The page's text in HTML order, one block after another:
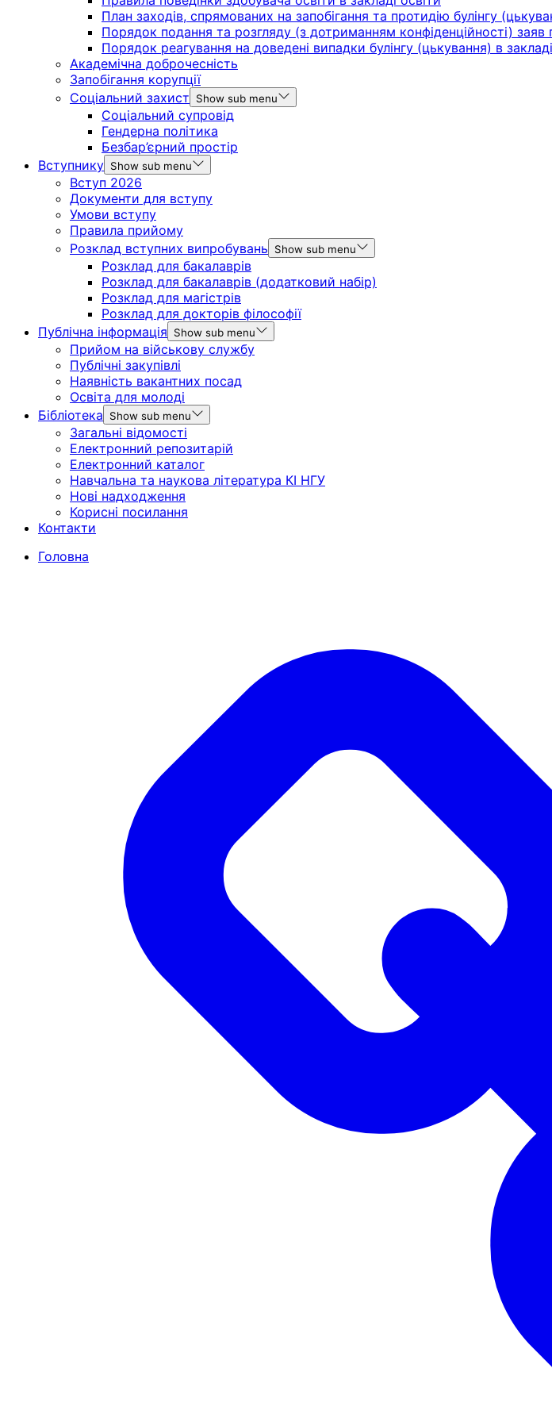
План заходів, спрямованих на запобігання та протидію булінгу
Порядок подання та розгляду (з дотриманням конфіденційності) заяв
Порядок реагування на доведені випадки булінгу (цькування) в
Академічна доброчесність
Запобігання корупції
Соціальний захист
Show sub menu
Соціальний супровід
Гендерна політика
Безбар’єрний простір
Вступнику Show sub menu
Вступ 2026
Документи для вступу
Умови вступу
Правила прийому
Розклад вступних випробувань
Show sub menu
Розклад для бакалаврів
Розклад для бакалаврів (додатковий набір)
Розклад для магістрів
Розклад для докторів філософії
Публічна інформація
Show sub menu
Прийом на військову службу
Публічні закупівлі
Наявність вакантних посад
Освіта для молоді
Бібліотека
Show sub menu
Загальні відомості
Електронний репозитарій
Електронний каталог
Навчальна та наукова література КІ НГУ
Нові надходження
Корисні посилання
Контакти
Головна